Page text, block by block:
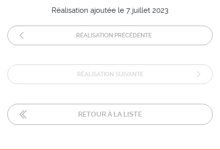
Réalisation ajoutée le 7 juillet 2023
RÉALISATION PRÉCÉDENTE
RÉALISATION SUIVANTE
RETOUR À LA LISTE